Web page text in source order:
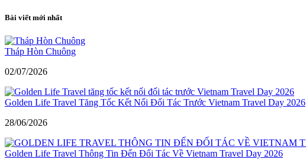
Bài viết mới nhất
Tháp Hòn Chuông
02/07/2026
Golden Life Travel Tăng Tốc Kết Nối Đối Tác Trước Vietnam Travel Day 2026
28/06/2026
Golden Life Travel Thông Tin Đến Đối Tác Về Vietnam Travel Day 2026